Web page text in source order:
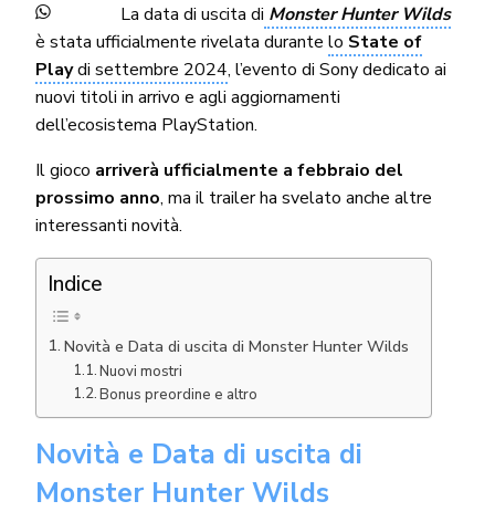
La data di uscita di Monster Hunter Wilds
è stata ufficialmente rivelata durantelo State of
Playdi settembre 2024, l’evento di Sony dedicato ai
nuovi titoli in arrivo e agli aggiornamenti
dell’ecosistema PlayStation.
Il gioco arriverà ufficialmente a febbraio del
prossimo anno, ma il trailer ha svelato anche altre
interessanti novità.
Indice
Novità e Data di uscita di Monster Hunter Wilds
Nuovi mostri
Bonus preordine e altro
Novità e Data di uscita di
Monster Hunter Wilds